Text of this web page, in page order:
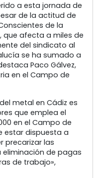
a esta jornada de
de la actitud de
de la
que afecta a miles de
del sindicato al
se ha sumado a
Paco Gálvez,
en el Campo de
metal en Cádiz es
que emplea el
en el Campo de
estar dispuesta a
precarizar las
de pagas
de trabajo»,